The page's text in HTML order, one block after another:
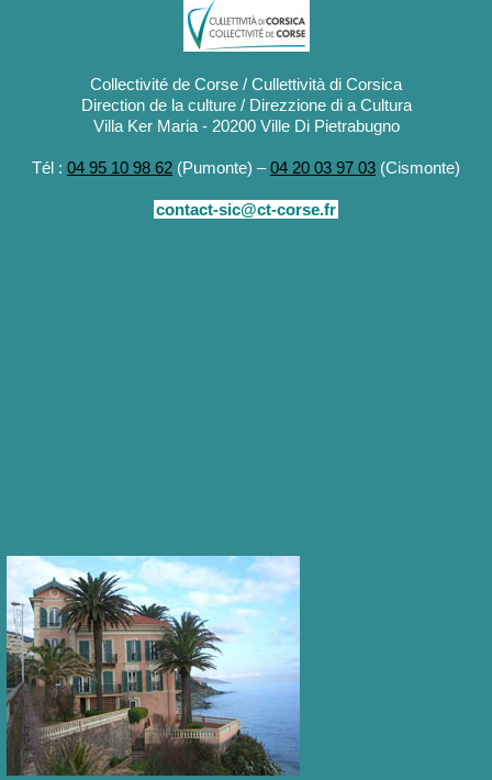
Collectivité de Corse / Cullettività di Corsica
Direction de la culture / Direzzione di a Cultura
Villa Ker Maria - 20200 Ville Di Pietrabugno
Tél : 04 95 10 98 62 (Pumonte) –04 20 03 97 03 (Cismonte)
contact-sic@ct-corse.fr